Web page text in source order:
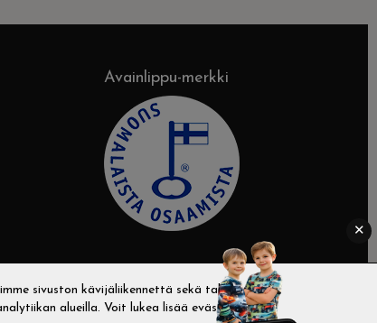
sivuston kävijäliikennettä sekä tallennamme
alueilla. Voit lukea lisää evästeistämme.
Avainlippu-merkki
✕